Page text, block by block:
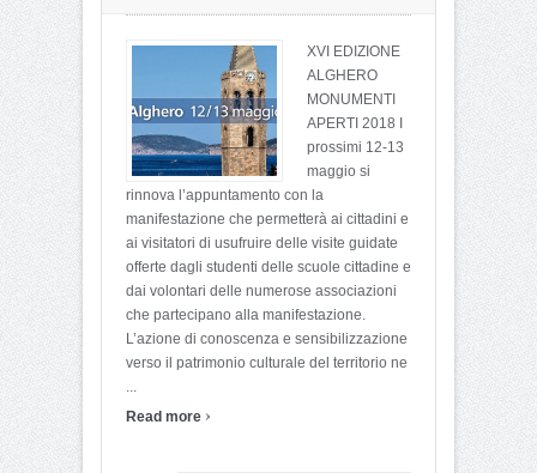
XVI EDIZIONE
ALGHERO
MONUMENTI
APERTI 2018 I
prossimi 12-13
maggio si
rinnova l’appuntamento con la
manifestazione che permetterà ai cittadini e
ai visitatori di usufruire delle visite guidate
offerte dagli studenti delle scuole cittadine e
dai volontari delle numerose associazioni
che partecipano alla manifestazione.
L’azione di conoscenza e sensibilizzazione
verso il patrimonio culturale del territorio ne
...
Read more ›